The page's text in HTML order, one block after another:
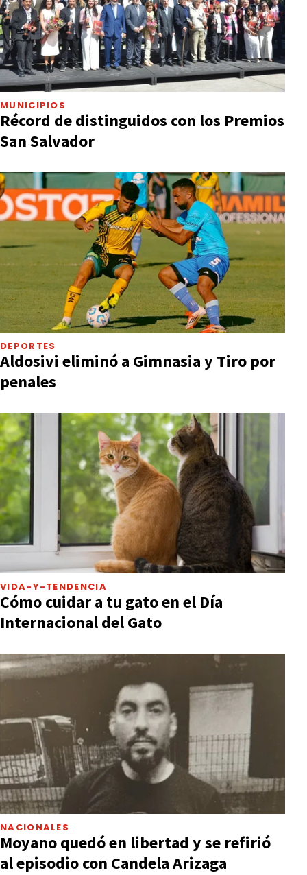
MUNICIPIOS
Récord de distinguidos con los Premios
San Salvador
DEPORTES
Aldosivi eliminó a Gimnasia y Tiro por
penales
VIDA-Y-TENDENCIA
Cómo cuidar a tu gato en el Día
Internacional del Gato
NACIONALES
Moyano quedó en libertad y se refirió
al episodio con Candela Arizaga